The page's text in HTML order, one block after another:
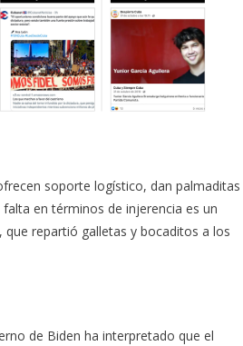
soporte logístico, dan palmaditas
en términos de injerencia es un
repartió galletas y bocaditos a los
de Biden ha interpretado que el